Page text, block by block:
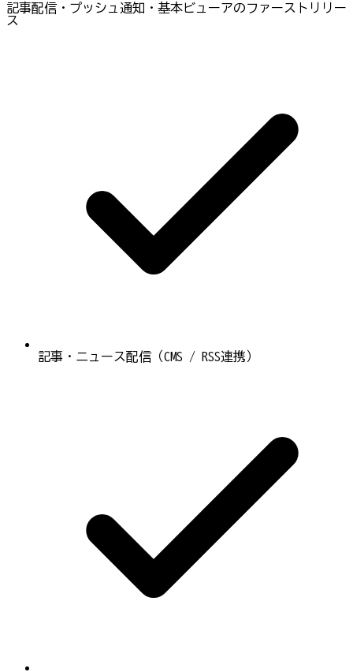
記事配信・プッシュ通知・基本ビューアのファーストリリー
ス
記事・ニュース配信（CMS / RSS連携）